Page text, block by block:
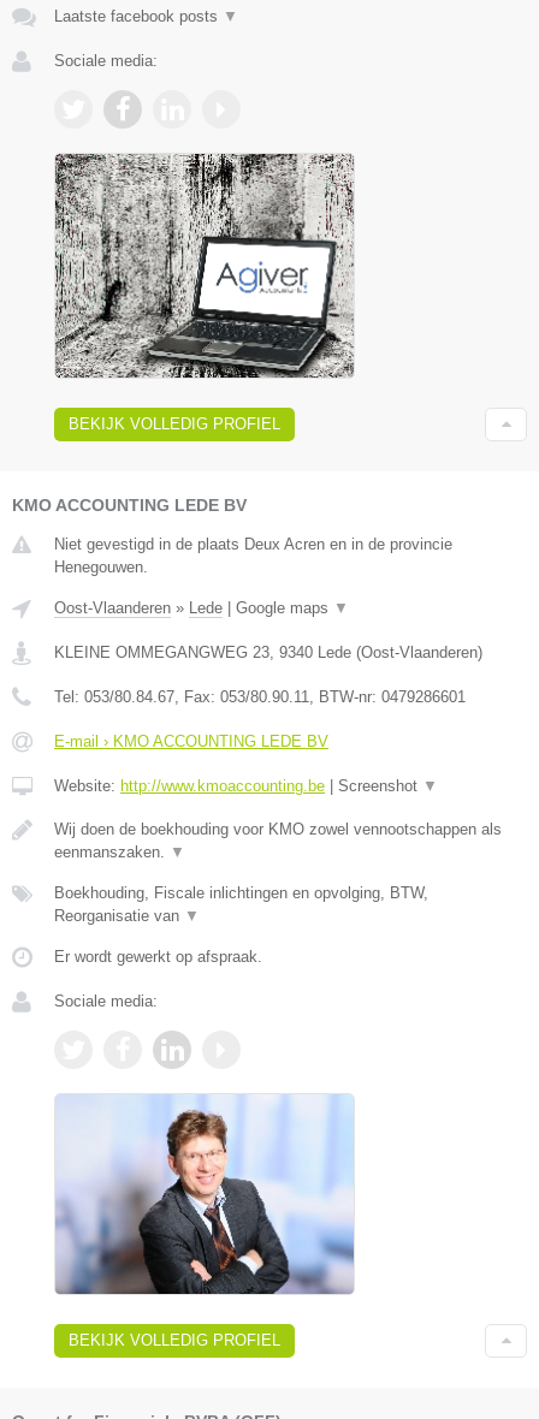
Laatste facebook posts ▼
Sociale media:
BEKIJK VOLLEDIG PROFIEL
KMO ACCOUNTING LEDE BV
Niet gevestigd in de plaats Deux Acren en in de provincie
Henegouwen.
Oost-Vlaanderen » Lede Google maps ▼
KLEINE OMMEGANGWEG 23 9340 Lede (Oost-Vlaanderen)
Tel: 053/80.84.67 , Fax: 053/80.90.11 , BTW-nr: 0479286601
E-mail › KMO ACCOUNTING LEDE BV
Website: http://www.kmoaccounting.be Screenshot ▼
Wij doen de boekhouding voor KMO zowel vennootschappen als
eenmanszaken.
▼
Boekhouding, Fiscale inlichtingen en opvolging, BTW,
Reorganisatie van ▼
Er wordt gewerkt op afspraak.
Sociale media:
BEKIJK VOLLEDIG PROFIEL